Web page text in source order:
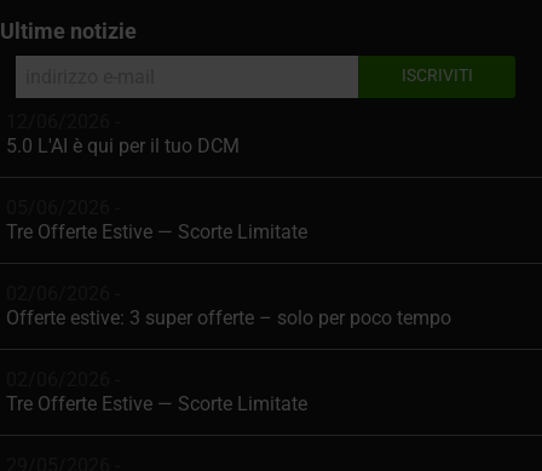
Ultime notizie
5.0 L'AI è qui per il tuo DCM
Tre Offerte Estive — Scorte Limitate
Offerte estive: 3 super offerte – solo per poco tempo
Tre Offerte Estive — Scorte Limitate